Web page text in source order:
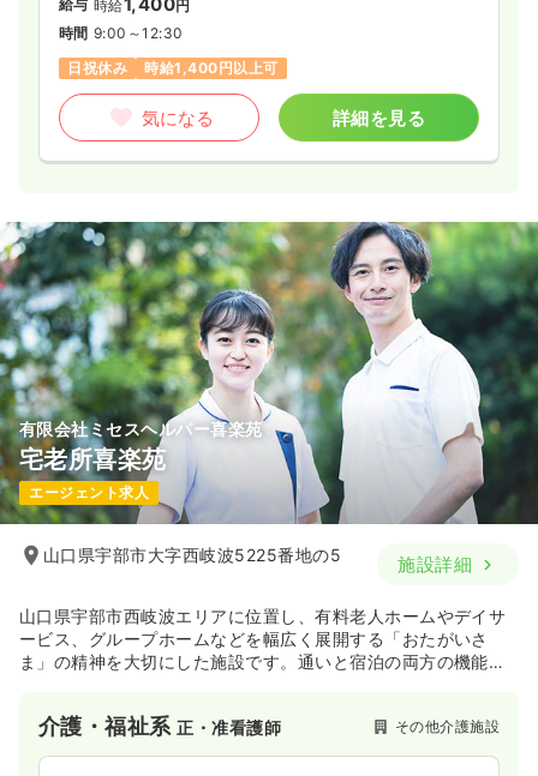
給与 時給
円
時間 9:00～12:30
日祝休み
時給1,400円以上可
気になる 詳細を見る
有限会社ミセスヘルパー喜楽苑
宅老所喜楽苑
エージェント求人
山口県宇部市大字西岐波5225番地の5 施設詳細
山口県宇部市西岐波エリアに位置し、有料老人ホームやデイサ
ービス、グループホームなどを幅広く展開する「おたがいさ
ま」の精神を大切にした施設です。通いと宿泊の両方の機能を
す。
介護・福祉系正・准看護師 その他介護施設